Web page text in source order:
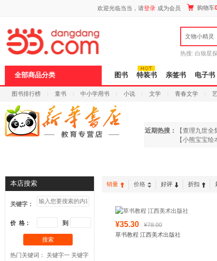
欢迎光临当当，请登录 成为会员 购物车
文物小精灵
热搜: 白狼星
全部商品分类 图书 特装书 亲签书 电子书
图书排行榜 童书 中小学用书 小说 文学 青春文学
科技 进口原版 电子书
近期热搜：
【查理九世全
【小熊宝宝绘
本店搜索
关键字：
价 格： 到
搜索
热门关键词： 关键字一 关键字
销量 价格 好评 折扣
¥35.30
¥78.00
草书教程 江西美术出版社
页
Ctrl
浪
盲
式